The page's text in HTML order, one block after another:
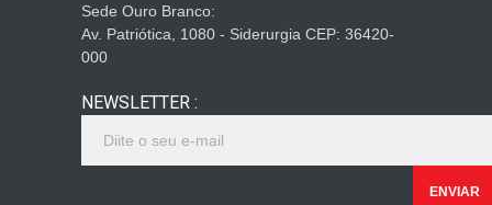
Sede Ouro Branco:
Av. Patriótica, 1080 - Siderurgia CEP: 36420-
000
NEWSLETTER :